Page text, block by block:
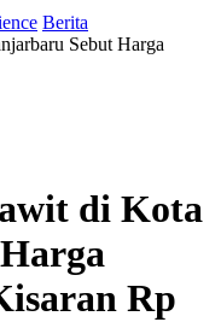
Berita
Sebut Harga
di Kota
Rp